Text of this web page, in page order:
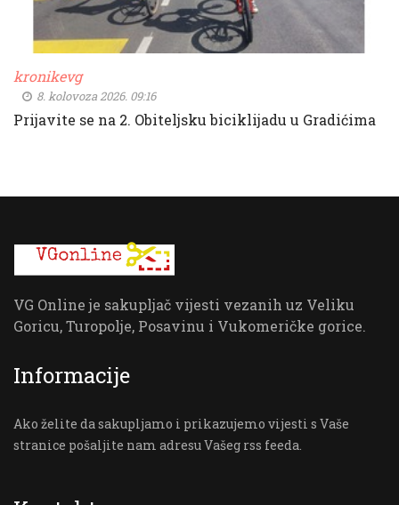
kronikevg
8. kolovoza 2026. 09:16
Prijavite se na 2. Obiteljsku biciklijadu u Gradićima
VG Online je sakupljač vijesti vezanih uz Veliku
Goricu, Turopolje, Posavinu i Vukomeričke gorice.
Informacije
Ako želite da sakupljamo i prikazujemo vijesti s Vaše
stranice pošaljite nam adresu Vašeg rss feeda.